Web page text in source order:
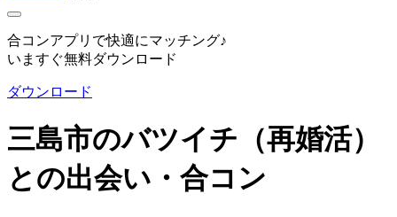
合コンアプリで快適にマッチング♪
いますぐ無料ダウンロード
ダウンロード
三島市のバツイチ（再婚活）
との出会い・合コン